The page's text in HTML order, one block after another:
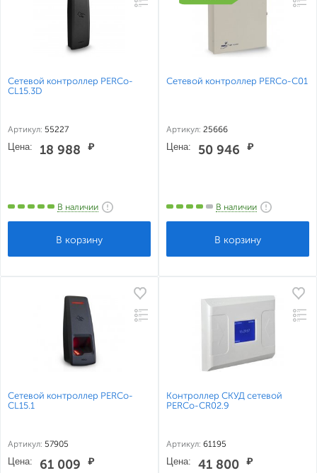
Сетевой контроллер PERCo-
CL15.3D
Артикул: 55227
Цена: 18 988 ₽
В наличии
Сетевой контроллер PERCo-C01
Артикул: 25666
Цена: 50 946 ₽
В наличии
Сетевой контроллер PERCo-
CL15.1
Артикул: 57905
Цена: 61 009 ₽
Контроллер СКУД сетевой
PERCo-CR02.9
Артикул: 61195
Цена: 41 800 ₽